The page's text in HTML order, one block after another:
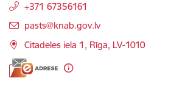
+371 67356161
E-pasts:
pasts@knab.gov.lv
Citadeles iela 1, Rīga, LV-1010